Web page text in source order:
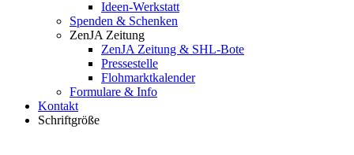
Ideen-Werkstatt
Spenden & Schenken
ZenJA Zeitung
ZenJA Zeitung & SHL-Bote
Pressestelle
Flohmarktkalender
Formulare & Info
Kontakt
Schriftgröße